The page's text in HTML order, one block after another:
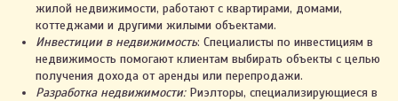
жилой недвижимости, работают с квартирами, домами,
коттеджами и другими жилыми объектами.
Инвестиции в недвижимость: Специалисты по инвестициям в
недвижимость помогают клиентам выбирать объекты с целью
получения дохода от аренды или перепродажи.
Разработка недвижимости: Риэлторы, специализирующиеся в